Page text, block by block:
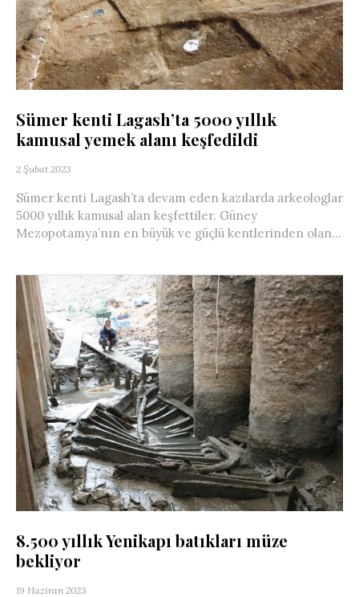
Sümer kenti Lagash’ta 5000 yıllık
kamusal yemek alanı keşfedildi
2 Şubat 2023
Sümer kenti Lagash’ta devam eden kazılarda arkeologlar
5000 yıllık kamusal alan keşfettiler. Güney
Mezopotamya’nın en büyük ve güçlü kentlerinden olan...
8.500 yıllık Yenikapı batıkları müze
bekliyor
19 Haziran 2023